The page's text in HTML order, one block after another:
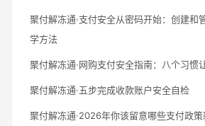
聚付解冻通·支付安全从密码开始：创建和
学方法
聚付解冻通·网购支付安全指南：八个习惯
聚付解冻通·五步完成收款账户安全自检
聚付解冻通·2026年你该留意哪些支付政策